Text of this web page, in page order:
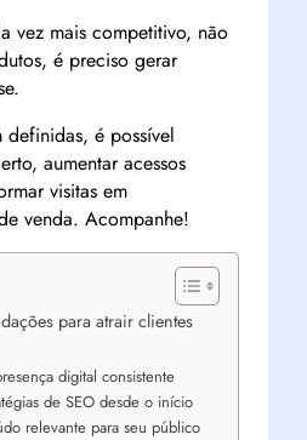
vez mais competitivo, não
é preciso gerar
definidas, é possível
aumentar acessos
visitas em
venda. Acompanhe!
para atrair clientes
digital consistente
de SEO desde o início
relevante para seu público